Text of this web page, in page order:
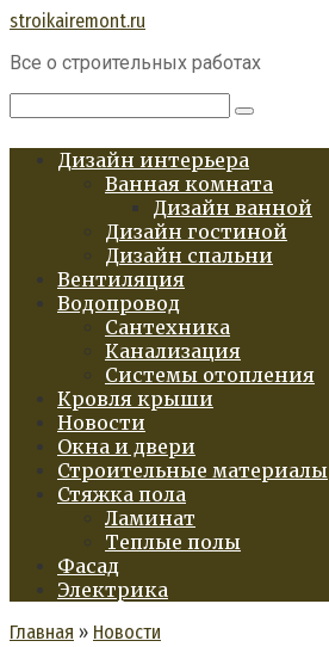
Перейти
контенту
stroikairemont.ru
Все о строительных работах
Дизайн интерьера
Ванная комната
Дизайн ванной
Дизайн гостиной
Дизайн спальни
Вентиляция
Водопровод
Сантехника
Канализация
Системы отопления
Кровля крыши
Новости
Окна и двери
Строительные материалы
Стяжка пола
Ламинат
Теплые полы
Фасад
Электрика
Главная » Новости